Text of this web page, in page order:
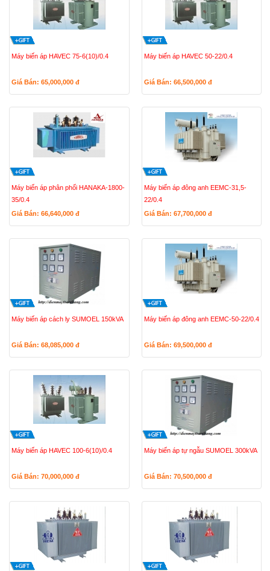
Máy biến áp HAVEC 75-6(10)/0.4
Giá Bán: 65,000,000 đ
Máy biến áp HAVEC 50-22/0.4
Giá Bán: 66,500,000 đ
Máy biến áp phân phối HANAKA-1800-
35/0.4
Giá Bán: 66,640,000 đ
Máy biến áp đông anh EEMC-31,5-
22/0.4
Giá Bán: 67,700,000 đ
Máy biến áp cách ly SUMOEL 150kVA
Giá Bán: 68,085,000 đ
Máy biến áp đông anh EEMC-50-22/0.4
Giá Bán: 69,500,000 đ
Máy biến áp HAVEC 100-6(10)/0.4
Giá Bán: 70,000,000 đ
Máy biến áp tự ngẫu SUMOEL 300kVA
Giá Bán: 70,500,000 đ